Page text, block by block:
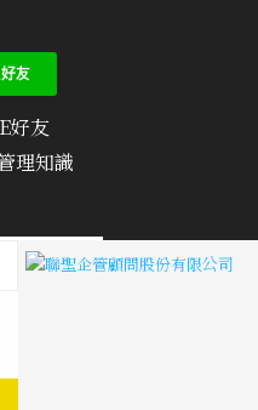
驗，繼續瀏
隱私權政策了
好友
理知識
聯絡我們/ 文章投稿